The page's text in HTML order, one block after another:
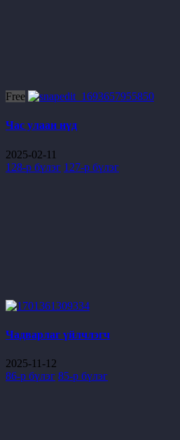
Free
Час улаан нүд
2025-02-11
128-р бүлэг 127-р бүлэг
Чадварлаг үйлчлэгч
2025-11-12
86-р бүлэг 85-р бүлэг